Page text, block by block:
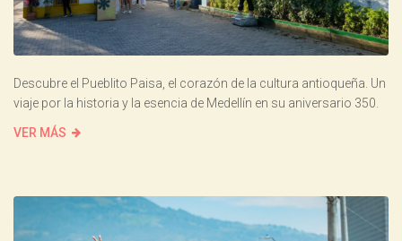
Descubre el Pueblito Paisa, el corazón de la cultura antioqueña. Un
viaje por la historia y la esencia de Medellín en su aniversario 350.
VER MÁS